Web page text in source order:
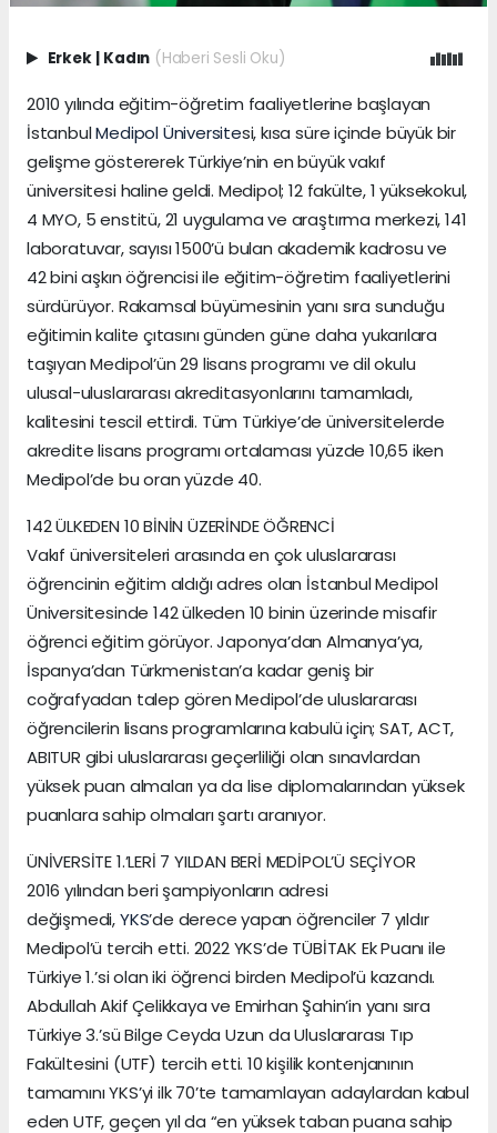
Erkek Kadın (Haberi Sesli Oku)
2010 yılında eğitim-öğretim faaliyetlerine başlayan
İstanbulMedipolÜniversitesi, kısa süre içinde büyük bir
gelişme göstererek Türkiye’nin en büyük vakıf
üniversitesi haline geldi. Medipol; 12 fakülte, 1 yüksekokul,
4 MYO, 5 enstitü, 21 uygulama ve araştırma merkezi, 141
laboratuvar, sayısı 1500’ü bulan akademik kadrosu ve
42 bini aşkın öğrencisi ile eğitim-öğretim faaliyetlerini
sürdürüyor. Rakamsal büyümesinin yanı sıra sunduğu
eğitimin kalite çıtasını günden güne daha yukarılara
taşıyan Medipol’ün 29 lisans programı ve dil okulu
ulusal-uluslararası akreditasyonlarını tamamladı,
kalitesini tescil ettirdi. Tüm Türkiye’de üniversitelerde
akredite lisans programı ortalaması yüzde 10,65 iken
Medipol’de bu oran yüzde 40.
142 ÜLKEDEN 10 BİNİN ÜZERİNDE ÖĞRENCİ
Vakıf üniversiteleri arasında en çok uluslararası
öğrencinin eğitim aldığı adres olan İstanbul Medipol
Üniversitesinde 142 ülkeden 10 binin üzerinde misafir
öğrenci eğitim görüyor. Japonya’dan Almanya’ya,
İspanya’dan Türkmenistan’a kadar geniş bir
coğrafyadan talep gören Medipol’de uluslararası
öğrencilerin lisans programlarına kabulü için; SAT, ACT,
ABITUR gibi uluslararası geçerliliği olan sınavlardan
yüksek puan almaları ya da lise diplomalarından yüksek
puanlara sahip olmaları şartı aranıyor.
ÜNİVERSİTE 1.’LERİ 7 YILDAN BERİ MEDİPOL’Ü SEÇİYOR
2016 yılından beri şampiyonların adresi
değişmedi,YKS’de derece yapan öğrenciler 7 yıldır
Medipol’ü tercih etti. 2022 YKS’de TÜBİTAK Ek Puanı ile
Türkiye 1.’si olan iki öğrenci birden Medipol’ü kazandı.
Abdullah Akif Çelikkaya ve Emirhan Şahin’in yanı sıra
Türkiye 3.’sü Bilge Ceyda Uzun da Uluslararası Tıp
Fakültesini (UTF) tercih etti. 10 kişilik kontenjanının
tamamını YKS’yi ilk 70’te tamamlayan adaylardan kabul
eden UTF, geçen yıl da “en yüksek taban puana sahip